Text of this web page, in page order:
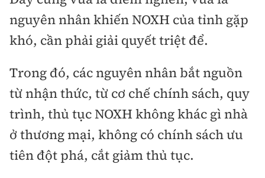
nguyên nhân khiến NOXH của tỉnh gặp
khó, cần phải giải quyết triệt để.
Trong đó, các nguyên nhân bắt nguồn
từ nhận thức, từ cơ chế chính sách, quy
trình, thủ tục NOXH không khác gì nhà
ở thương mại, không có chính sách ưu
tiên đột phá, cắt giảm thủ tục.